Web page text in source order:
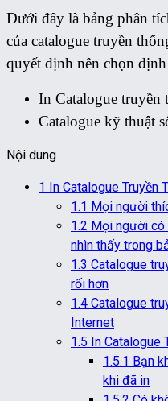
Dưới đây là bảng phân
của catalogue truyền
quyết định nên chọn
In Catalogue truyền
Catalogue kỹ thuật
Nội dung
1 In Catalogue Truyền
1.1 Mọi người
1.2 Mọi người có
nhìn thấy trong
1.3 Catalogue
rối hơn
1.4 Catalogue
Internet
1.5 In Catalogue
1.5.1 Bạn
khi đã in